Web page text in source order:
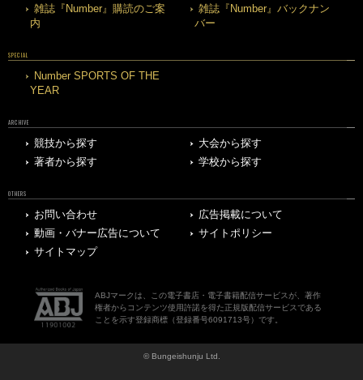
雑誌『Number』購読のご案
内
雑誌『Number』バックナン
バー
SPECIAL
Number SPORTS OF THE
YEAR
ARCHIVE
競技から探す
大会から探す
著者から探す
学校から探す
OTHERS
お問い合わせ
広告掲載について
動画・バナー広告について
サイトポリシー
サイトマップ
ABJマークは、この電子書店・電子書籍配信サービスが、著作
権者からコンテンツ使用許諾を得た正規版配信サービスである
ことを示す登録商標（登録番号6091713号）です。
© Bungeishunju Ltd.